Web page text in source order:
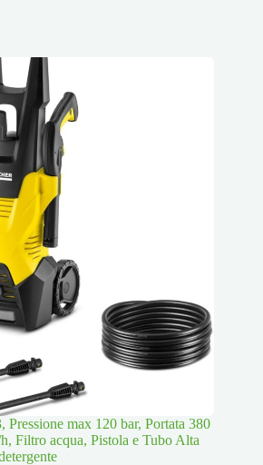
max 120 bar, Portata 380
Filtro acqua, Pistola e Tubo Alta